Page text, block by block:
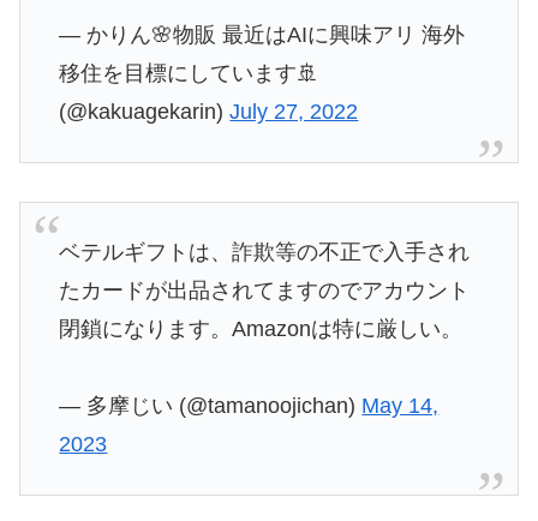
— かりん🌸物販 最近はAIに興味アリ 海外
移住を目標にしています🚢
(@kakuagekarin)July 27, 2022
ベテルギフトは、詐欺等の不正で入手され
たカードが出品されてますのでアカウント
閉鎖になります。Amazonは特に厳しい。
— 多摩じい (@tamanoojichan) May 14,
2023